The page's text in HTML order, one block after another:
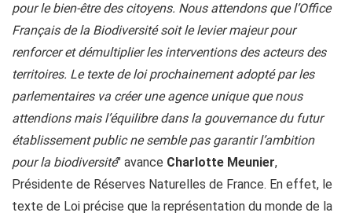
pour le bien-être des citoyens. Nous attendons que l’Office
Français de la Biodiversité soit le levier majeur pour
renforcer et démultiplier les interventions des acteurs des
territoires. Le texte de loi prochainement adopté par les
parlementaires va créer une agence unique que nous
attendions mais l’équilibre dans la gouvernance du futur
établissement public ne semble pas garantir l’ambition
pour la biodiversité" avance Charlotte Meunier,
Présidente de Réserves Naturelles de France. En effet, le
texte de Loi précise que la représentation du monde de la